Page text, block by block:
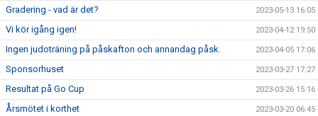
Gradering - vad är det? 2023-05-13 16:05
Vi kör igång igen! 2023-04-12 19:50
Ingen judoträning på påskafton och annandag påsk. 2023-04-05 17:06
Sponsorhuset 2023-03-27 17:27
Resultat på Go Cup 2023-03-26 15:16
Årsmötet i korthet 2023-03-20 06:45